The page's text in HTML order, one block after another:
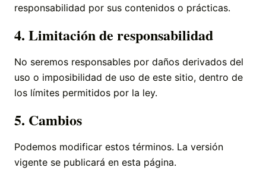
responsabilidad por sus contenidos o prácticas.
4. Limitación de responsabilidad
No seremos responsables por daños derivados del
uso o imposibilidad de uso de este sitio, dentro de
los límites permitidos por la ley.
5. Cambios
Podemos modificar estos términos. La versión
vigente se publicará en esta página.